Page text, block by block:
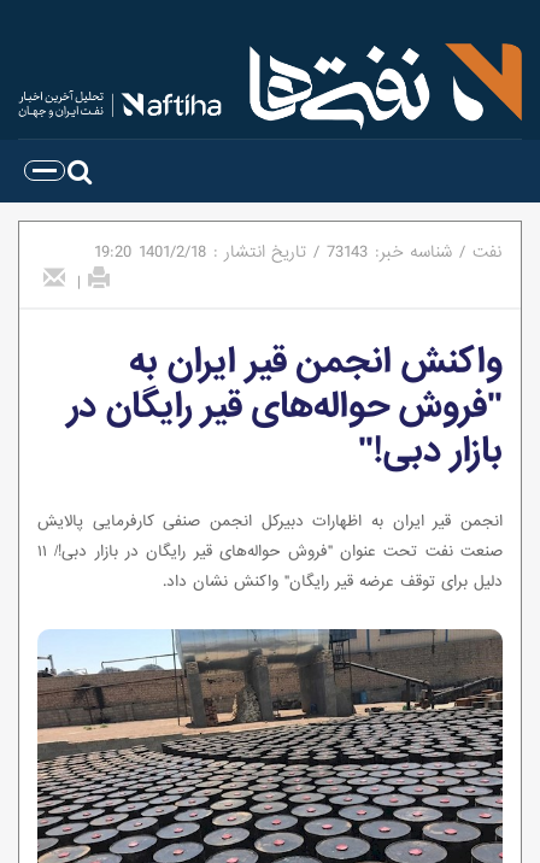
نفت / شناسه خبر: 73143
/ تاریخ انتشار : 1401/2/18
19:20
|
واکنش انجمن قیر ایران به
"فروش حواله‌های قیر رایگان در
بازار دبی!"
انجمن قیر ایران به اظهارات دبیرکل انجمن صنفی کارفرمایی پالایش
صنعت نفت تحت عنوان "فروش حواله‌های قیر رایگان در بازار دبی!/ ۱۱
دلیل برای توقف عرضه قیر رایگان" واکنش نشان داد.